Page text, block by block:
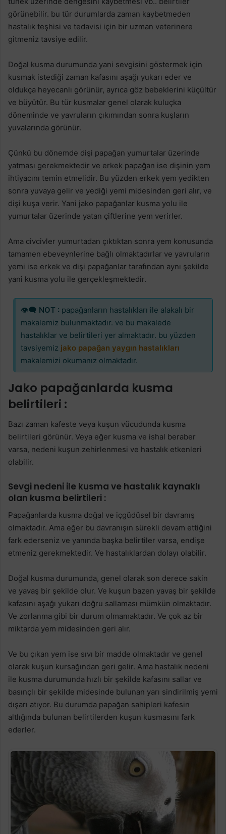
görünebilir. bu tür durumlarda zaman kaybetmeden
hastalık teşhisi ve tedavisi için bir uzman veterinere
gitmeniz tavsiye edilir.
Doğal kusma durumunda yani sevgisini göstermek için
kusmak istediği zaman kafasını aşağı yukarı eder ve
oldukça heyecanlı görünür, ayrıca göz bebeklerini küçültür
ve büyütür. Bu tür kusmalar genel olarak kuluçka
döneminde ve yavruların çıkımından sonra kuşların
yuvalarında görünür.
Çünkü bu dönemde dişi papağan yumurtalar üzerinde
yatması gerekmektedir ve erkek papağan ise dişinin yem
ihtiyacını temin etmelidir. Bu yüzden erkek yem yedikten
sonra yuvaya gelir ve yediği yemi midesinden geri alır, ve
dişi kuşa verir. Yani jako papağanlar kusma yolu ile
yumurtalar üzerinde yatan çiftlerine yem verirler.
Ama civcivler yumurtadan çıktıktan sonra yem konusunda
tamamen ebeveynlerine bağlı olmaktadırlar ve yavruların
yemi ise erkek ve dişi papağanlar tarafından aynı şekilde
yani kusma yolu ile gerçekleşmektedir.
👁‍🗨 NOT : papağanların hastalıkları ile alakalı bir
makalemiz bulunmaktadır. ve bu makalede
hastalıklar ve belirtileri yer almaktadır. bu yüzden
tavsiyemiz jako papağan yaygın hastalıkları
makalemizi okumanız olmaktadır.
Jako papağanlarda kusma
belirtileri :
Bazı zaman kafeste veya kuşun vücudunda kusma
belirtileri görünür. Veya eğer kusma ve ishal beraber
varsa, nedeni kuşun zehirlenmesi ve hastalık etkenleri
olabilir.
Sevgi nedeni ile kusma ve hastalık kaynaklı
olan kusma belirtileri :
Papağanlarda kusma doğal ve içgüdüsel bir davranış
olmaktadır. Ama eğer bu davranışın sürekli devam ettiğini
fark ederseniz ve yanında başka belirtiler varsa, endişe
etmeniz gerekmektedir. Ve hastalıklardan dolayı olabilir.
Doğal kusma durumunda, genel olarak son derece sakin
ve yavaş bir şekilde olur. Ve kuşun bazen yavaş bir şekilde
kafasını aşağı yukarı doğru sallaması mümkün olmaktadır.
Ve zorlanma gibi bir durum olmamaktadır. Ve çok az bir
miktarda yem midesinden geri alır.
Ve bu çıkan yem ise sıvı bir madde olmaktadır ve genel
olarak kuşun kursağından geri gelir. Ama hastalık nedeni
ile kusma durumunda hızlı bir şekilde kafasını sallar ve
basınçlı bir şekilde midesinde bulunan yarı sindirilmiş yemi
dışarı atıyor. Bu durumda papağan sahipleri kafesin
altlığında bulunan belirtilerden kuşun kusmasını fark
ederler.